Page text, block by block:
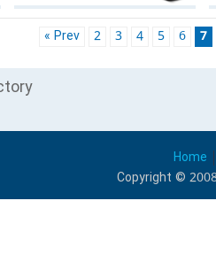
« Prev 2 3 4 5 6 7
Home
Copyright ©